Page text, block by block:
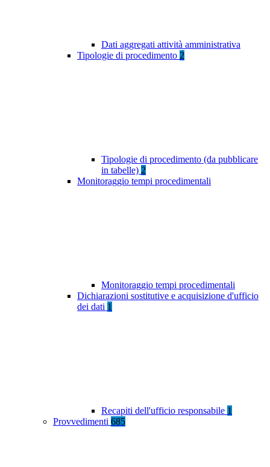
Dati aggregati attività amministrativa
Tipologie di procedimento 2
Tipologie di procedimento (da pubblicare
in tabelle) 2
Monitoraggio tempi procedimentali
Monitoraggio tempi procedimentali
Dichiarazioni sostitutive e acquisizione d'ufficio
dei dati 1
Recapiti dell'ufficio responsabile 1
Provvedimenti 685